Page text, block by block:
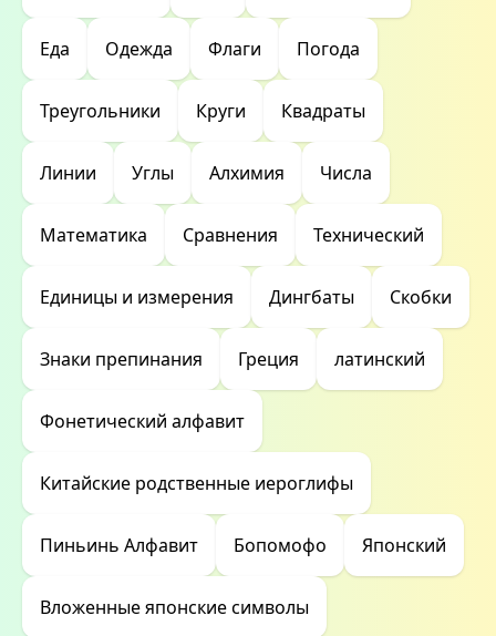
Еда Одежда Флаги Погода
Треугольники Круги Квадраты
Линии Углы Алхимия Числа
Математика Сравнения Технический
Единицы и измерения Дингбаты Скобки
Знаки препинания Греция латинский
Фонетический алфавит
Китайские родственные иероглифы
Пиньинь Алфавит Бопомофо Японский
Вложенные японские символы